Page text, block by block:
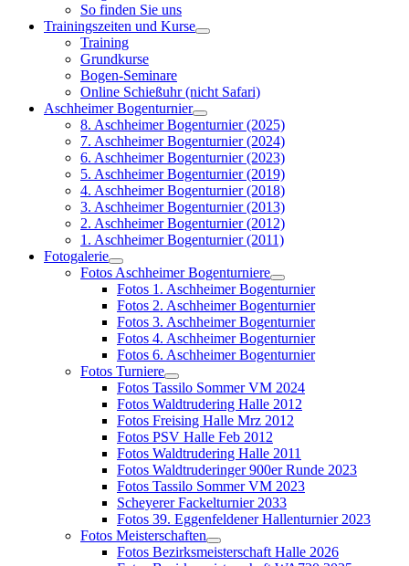
So finden Sie uns
Trainingszeiten und Kurse
Training
Grundkurse
Bogen-Seminare
Online Schießuhr (nicht Safari)
Aschheimer Bogenturnier
8. Aschheimer Bogenturnier (2025)
7. Aschheimer Bogenturnier (2024)
6. Aschheimer Bogenturnier (2023)
5. Aschheimer Bogenturnier (2019)
4. Aschheimer Bogenturnier (2018)
3. Aschheimer Bogenturnier (2013)
2. Aschheimer Bogenturnier (2012)
1. Aschheimer Bogenturnier (2011)
Fotogalerie
Fotos Aschheimer Bogenturniere
Fotos 1. Aschheimer Bogenturnier
Fotos 2. Aschheimer Bogenturnier
Fotos 3. Aschheimer Bogenturnier
Fotos 4. Aschheimer Bogenturnier
Fotos 6. Aschheimer Bogenturnier
Fotos Turniere
Fotos Tassilo Sommer VM 2024
Fotos Waldtrudering Halle 2012
Fotos Freising Halle Mrz 2012
Fotos PSV Halle Feb 2012
Fotos Waldtrudering Halle 2011
Fotos Waldtruderinger 900er Runde 2023
Fotos Tassilo Sommer VM 2023
Scheyerer Fackelturnier 2033
Fotos 39. Eggenfeldener Hallenturnier 2023
Fotos Meisterschaften
Fotos Bezirksmeisterschaft Halle 2026